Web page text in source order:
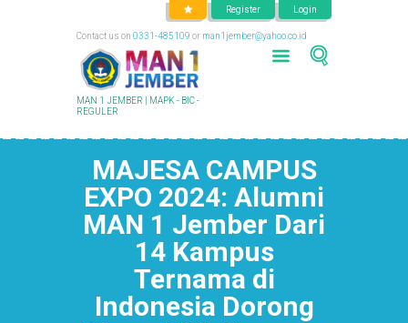
Register Login
Contact us on 0331-485109 or man1jember@yahoo.co.id
MAN 1 JEMBER | MAPK - BIC -
REGULER
MAJESA CAMPUS
EXPO 2024: Alumni
MAN 1 Jember Dari
14 Kampus
Ternama di
Indonesia Dorong